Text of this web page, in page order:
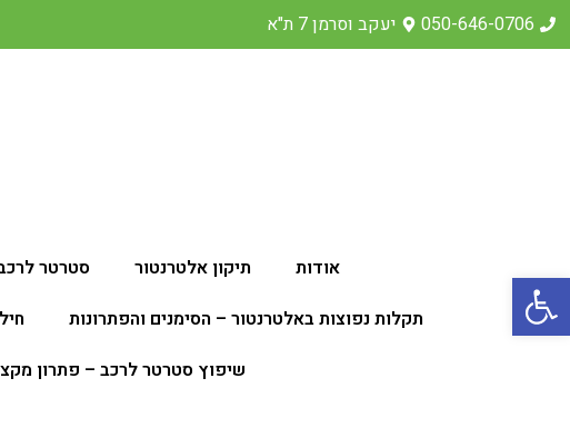
פתח סרגל נגישות
050-646-0706 יעקב וסרמן 7 ת"א
אודות תיקון אלטרנטור סטרטר
תקלות נפוצות באלטרנטור – הסימנים והפתרונות
שיפוץ סטרטר לרכב – פתרון מקצועי